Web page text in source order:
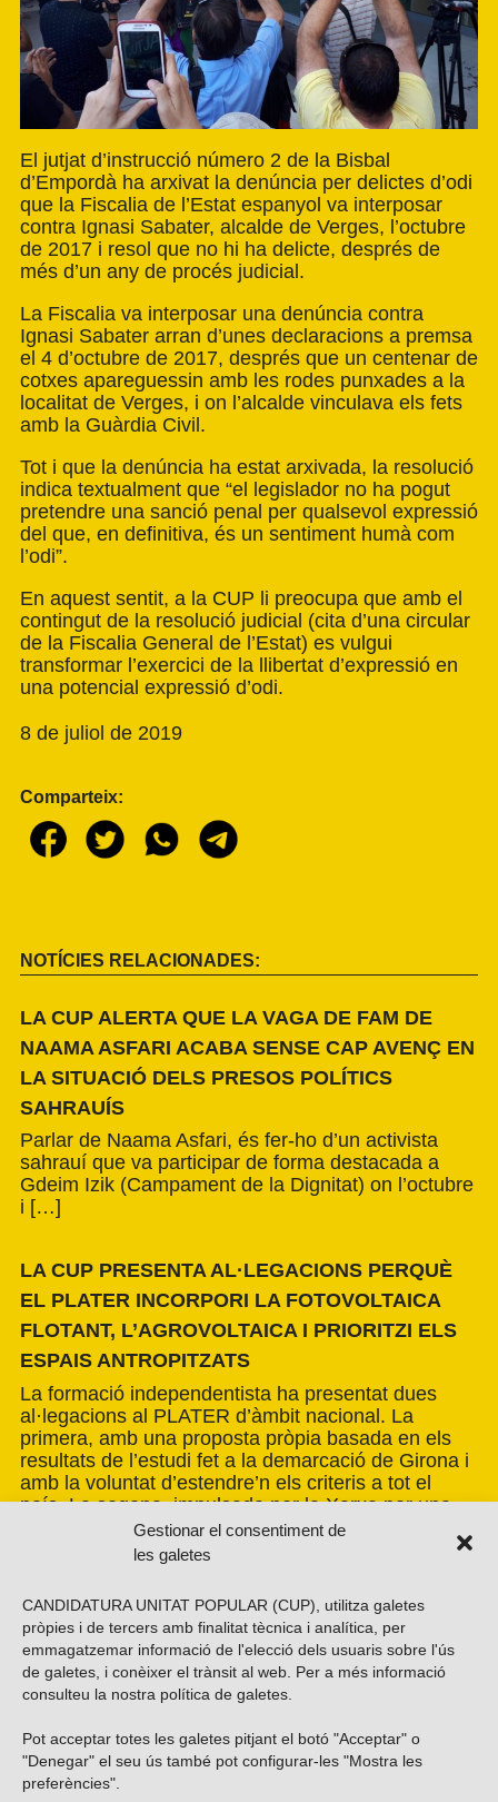
Gestionar el consentiment de
les galetes
CANDIDATURA UNITAT POPULAR (CUP), utilitza galetes
pròpies i de tercers amb finalitat tècnica i analítica, per
emmagatzemar informació de l'elecció dels usuaris sobre l'ús
de galetes, i conèixer el trànsit al web. Per a més informació
consulteu la nostra política de galetes
Pot acceptar totes les galetes pitjant el botó "Acceptar" o
"Denegar" el seu ús també pot configurar-les "Mostra les
preferències".
El jutjat d’instrucció número 2 de la Bisbal
d’Empordà ha arxivat la denúncia per delictes d’odi
que la Fiscalia de l’Estat espanyol va interposar
contra Ignasi Sabater, alcalde de Verges, l’octubre
de 2017 i resol que no hi ha delicte, després de
més d’un any de procés judicial.
La Fiscalia va interposar una denúncia contra
Ignasi Sabater arran d’unes declaracions a premsa
el 4 d’octubre de 2017, després que un centenar de
cotxes apareguessin amb les rodes punxades a la
localitat de Verges, i on l’alcalde vinculava els fets
amb la Guàrdia Civil.
Tot i que la denúncia ha estat arxivada, la resolució
indica textualment que “el legislador no ha pogut
pretendre una sanció penal per qualsevol expressió
del que, en definitiva, és un sentiment humà com
l’odi”.
En aquest sentit, a la CUP li preocupa que amb el
contingut de la resolució judicial (cita d’una circular
de la Fiscalia General de l’Estat) es vulgui
transformar l’exercici de la llibertat d’expressió en
una potencial expressió d’odi.
8 de juliol de 2019
Comparteix:
NOTÍCIES RELACIONADES:
LA CUP ALERTA QUE LA VAGA DE FAM DE
NAAMA ASFARI ACABA SENSE CAP AVENÇ EN
LA SITUACIÓ DELS PRESOS POLÍTICS
SAHRAUÍS
Parlar de Naama Asfari, és fer-ho d’un activista
sahrauí que va participar de forma destacada a
Gdeim Izik (Campament de la Dignitat) on l’octubre
i […]
LA CUP PRESENTA AL·LEGACIONS PERQUÈ
EL PLATER INCORPORI LA FOTOVOLTAICA
FLOTANT, L’AGROVOLTAICA I PRIORITZI ELS
ESPAIS ANTROPITZATS
La formació independentista ha presentat dues
al·legacions al PLATER d’àmbit nacional. La
primera, amb una proposta pròpia basada en els
resultats de l’estudi fet a la demarcació de Girona i
amb la voluntat d’estendre’n els criteris a tot el
país. La segona, impulsada per la Xarxa per una
Transició Energètica Justa, de caràcter més global.
Vols subscriure’t al nostre butlletí?